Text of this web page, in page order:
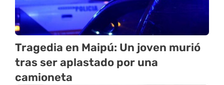
Tragedia en Maipú: Un joven murió
tras ser aplastado por una
camioneta